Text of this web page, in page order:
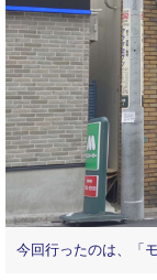
今回行ったのは、「